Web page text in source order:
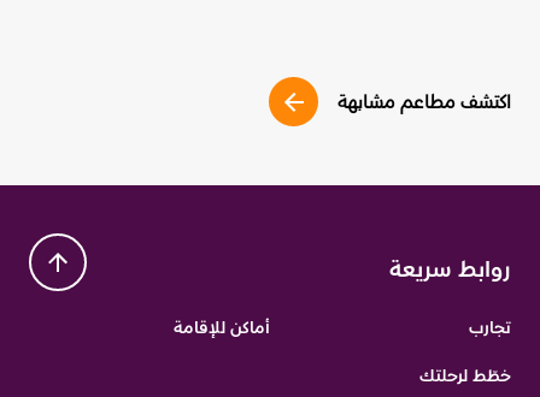
اكتشف مطاعم مشابهة
روابط سريعة
تجارب
خطّط لرحلتك
أماكن للإقامة